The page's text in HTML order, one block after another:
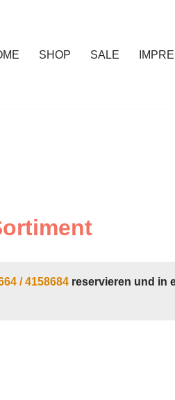
SHOP SALE
/ 4158684 reservieren und in